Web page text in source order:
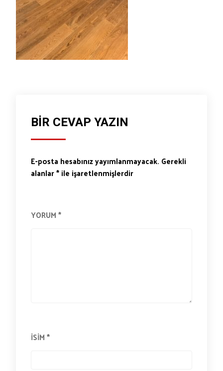
BIR CEVAP YAZIN
E-posta hesabınız yayımlanmayacak. Gerekli
alanlar*ile işaretlenmişlerdir
YORUM*
İSIM*